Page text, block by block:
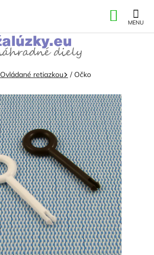
KOŠÍK
Ovládané retiazkou / Očko